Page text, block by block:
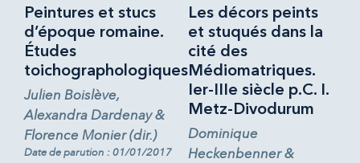
Peintures et stucs
d’époque romaine.
Études
toichographologiques
Julien Boislève,
Alexandra Dardenay &
Florence Monier (dir.)
Date de parution : 01/01/2017
Les décors peints
et stuqués dans la
cité des
Médiomatriques.
Ier-IIIe siècle p.C. I.
Metz-Divodurum
Dominique
Heckenbenner &